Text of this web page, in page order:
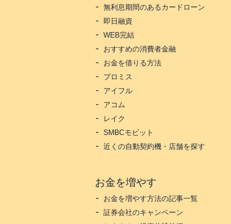
無利息期間のあるカードローン
即日融資
WEB完結
おすすめの消費者金融
お金を借りる方法
プロミス
アイフル
アコム
レイク
SMBCモビット
近くの自動契約機・店舗を探す
お金を増やす
お金を増やす方法の記事一覧
証券会社のキャンペーン